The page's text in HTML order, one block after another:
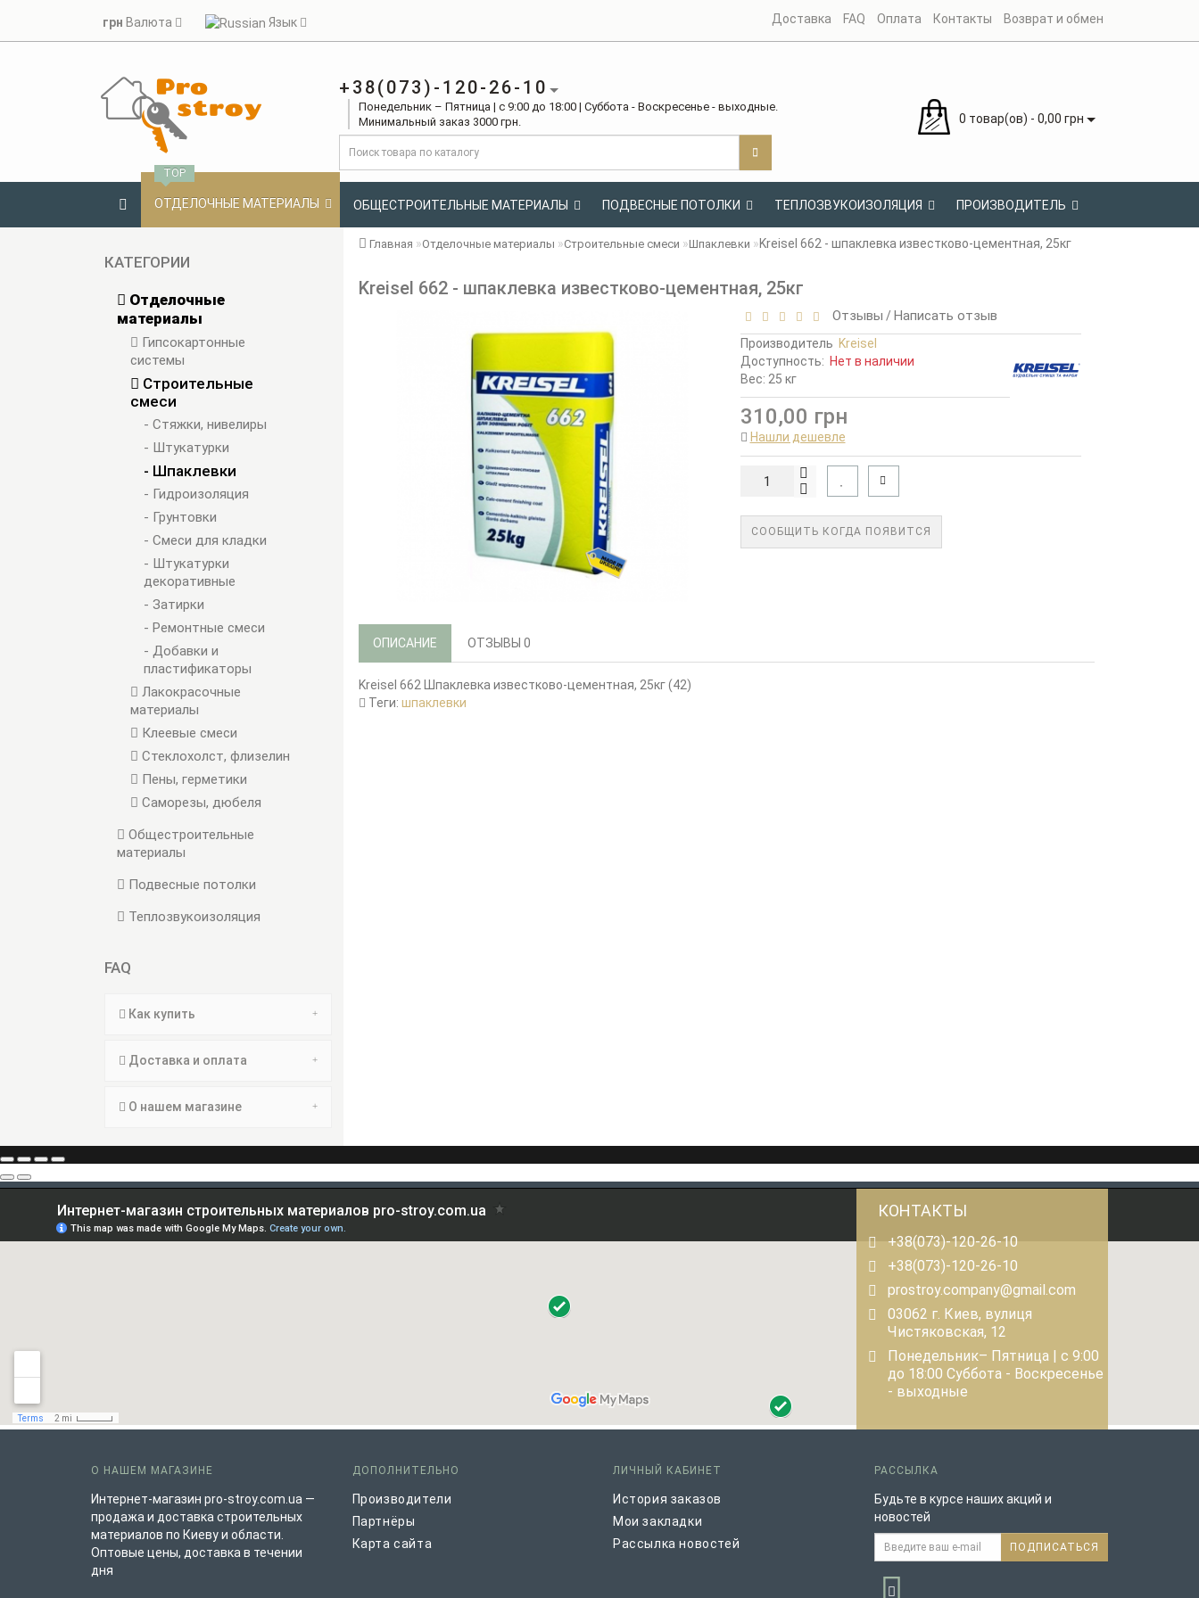
грн Валюта Язык Доставка FAQ Оплата Контакты Возврат и обмен
+38(073)-120-26-10
Понедельник – Пятница | с 9:00 до 18:00 | Суббота - Воскресенье - выходные.
Минимальный заказ 3000 грн.
0 товар(ов) - 0,00 грн
ОТДЕЛОЧНЫЕ МАТЕРИАЛЫ
TOP
ОБЩЕСТРОИТЕЛЬНЫЕ МАТЕРИАЛЫ ПОДВЕСНЫЕ ПОТОЛКИ ТЕПЛОЗВУКОИЗОЛЯЦИЯ ПРОИЗВОДИТЕЛЬ
КАТЕГОРИИ
Отделочные
материалы
Гипсокартонные
системы
Строительные
смеси
- Стяжки, нивелиры
- Штукатурки
- Шпаклевки
- Гидроизоляция
- Грунтовки
- Смеси для кладки
- Штукатурки
декоративные
- Затирки
- Ремонтные смеси
- Добавки и
пластификаторы
Лакокрасочные
материалы
Клеевые смеси
Стеклохолст, флизелин
Пены, герметики
Саморезы, дюбеля
Общестроительные
материалы
Подвесные потолки
Теплозвукоизоляция
FAQ
Как купить
Доставка и оплата
О нашем магазине
Главная Отделочные материалы Строительные смеси Шпаклевки Kreisel 662 - шпаклевка известково-цементная, 25кг
Kreisel 662 - шпаклевка известково-цементная, 25кг
Отзывы / Написать отзыв
Производитель Kreisel
Доступность: Нет в наличии
Вес: 25 кг
310,00 грн
Нашли дешевле
СООБЩИТЬ КОГДА ПОЯВИТСЯ
ОПИСАНИЕ ОТЗЫВЫ 0
Kreisel 662 Шпаклевка известково-цементная, 25кг (42)
Теги: шпаклевки
КОНТАКТЫ
+38(073)-120-26-10
+38(073)-120-26-10
prostroy.company@gmail.com
03062 г. Киев, вулиця
Чистяковская, 12
Понедельник– Пятница | с 9:00
до 18:00 Суббота - Воскресенье
- выходные
О НАШЕМ МАГАЗИНЕ
Интернет-магазин pro-stroy.com.ua —
продажа и доставка строительных
материалов по Киеву и области.
Оптовые цены, доставка в течении
дня
ДОПОЛНИТЕЛЬНО
Производители
Партнёры
Карта сайта
ЛИЧНЫЙ КАБИНЕТ
История заказов
Мои закладки
Рассылка новостей
РАССЫЛКА
Будьте в курсе наших акций и
новостей
ПОДПИСАТЬСЯ